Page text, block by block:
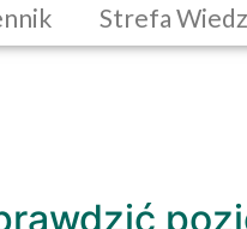
Strefa